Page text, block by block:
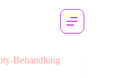
Behandlung